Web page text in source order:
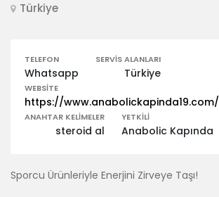
Türkiye
TELEFON
Whatsapp
SERVIS ALANLARI
Türkiye
WEBSITE
https://www.anabolickapinda19.com/
ANAHTAR KELIMELER
steroid al
YETKILI
Anabolic Kapında
Sporcu Ürünleriyle Enerjini Zirveye Taşı!